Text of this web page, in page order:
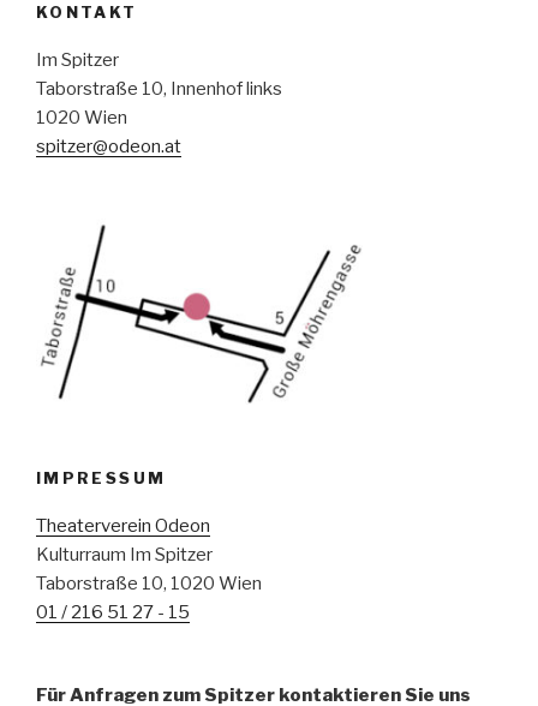
KONTAKT
Im Spitzer
Taborstraße 10, Innenhof links
1020 Wien
spitzer@odeon.at
IMPRESSUM
Theaterverein Odeon
Kulturraum Im Spitzer
Taborstraße 10, 1020 Wien
01 / 216 51 27 - 15
Für Anfragen zum Spitzer kontaktieren Sie uns